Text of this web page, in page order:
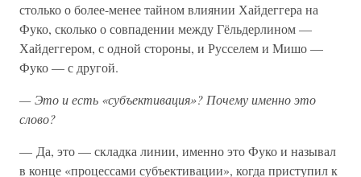
столько о более-менее тайном влиянии Хайдеггера на
Фуко, сколько о совпадении между Гёльдерлином —
Хайдеггером, с одной стороны, и Русселем и Мишо —
Фуко — с другой.
— Это и есть «субъективация»? Почему именно это
слово?
— Да, это — складка линии, именно это Фуко и называл
в конце «процессами субъективации», когда приступил к